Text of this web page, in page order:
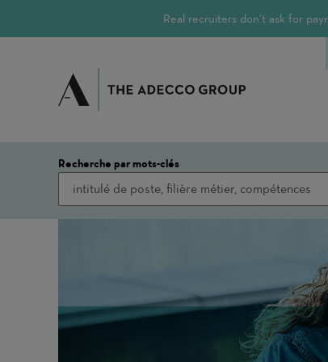
Real recruiters don’t ask for
Recherche par mots-clés